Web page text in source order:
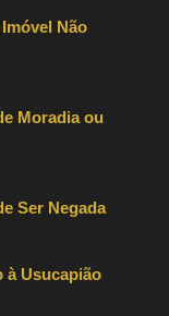
Não
Moradia ou
Ser Negada
à Usucapião